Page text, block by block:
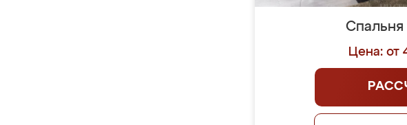
Спальня
Цена: от